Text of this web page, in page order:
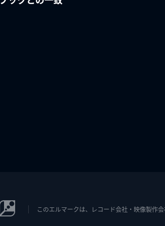
このエルマークは、レコード会社・映像製作